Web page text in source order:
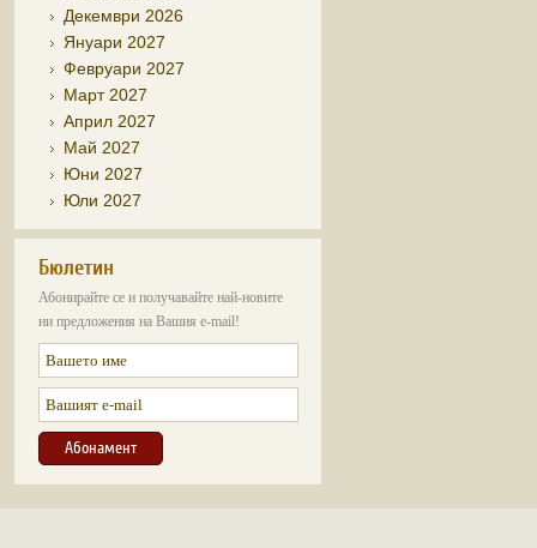
Декември 2026
Януари 2027
Февруари 2027
Март 2027
Април 2027
Май 2027
Юни 2027
Юли 2027
Бюлетин
Абонирайте се и получавайте най-новите
ни предложения на Вашия e-mail!